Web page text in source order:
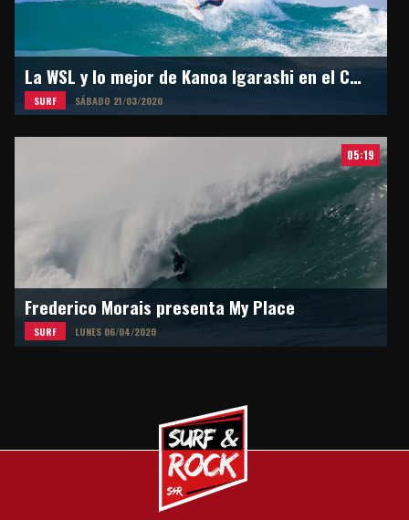
La WSL y lo mejor de Kanoa Igarashi en el Circuito Mundial
SURF SÁBADO 21/03/2020
05:19
Frederico Morais presenta My Place
SURF LUNES 06/04/2020